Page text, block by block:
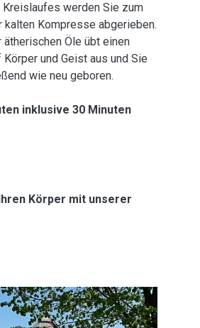
werden Sie zum
Kompresse abgerieben.
ätherischen Öle übt einen
und Geist aus und Sie
wie neu geboren.
inklusive 30 Minuten
Körper mit unserer